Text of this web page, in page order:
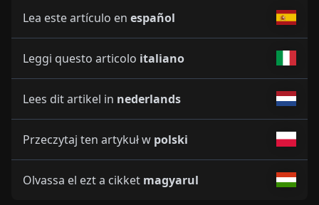
Lea este artículo en español
Leggi questo articolo italiano
Lees dit artikel in nederlands
Przeczytaj ten artykuł w polski
Olvassa el ezt a cikket magyarul